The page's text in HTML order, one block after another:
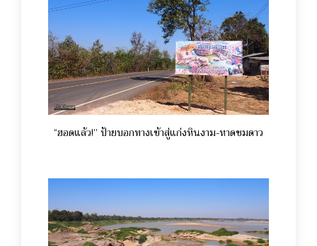
“ฮอดแล้ว!” ป้ายบอกทางเข้าสู่แก่งหินงาม-หาดชมดาว